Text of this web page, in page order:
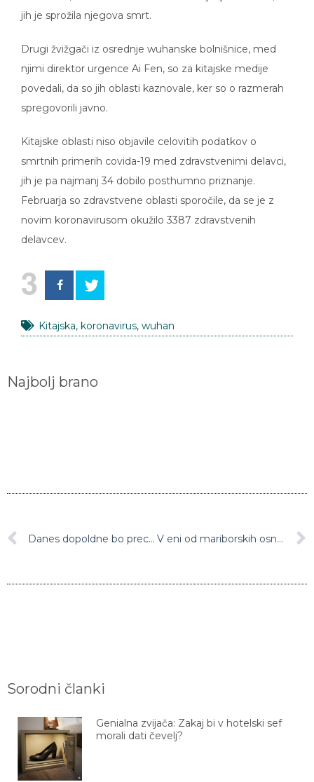
jih je sprožila njegova smrt.
Drugi žvižgači iz osrednje wuhanske bolnišnice, med
njimi direktor urgence Ai Fen, so za kitajske medije
povedali, da so jih oblasti kaznovale, ker so o razmerah
spregovorili javno.
Kitajske oblasti niso objavile celovitih podatkov o
smrtnih primerih covida-19 med zdravstvenimi delavci,
jih je pa najmanj 34 dobilo posthumno priznanje.
Februarja so zdravstvene oblasti sporočile, da se je z
novim koronavirusom okužilo 3387 zdravstvenih
delavcev.
3
Kitajska, koronavirus, wuhan
Najbolj brano
Danes dopoldne bo precej sončno, popoldne pa so možne plohe V eni od mariborskih osnovnih šol potrdili okužbo z novim koronavirusom pri učencu
Sorodni članki
Genialna zvijača: Zakaj bi v hotelski sef
morali dati čevelj?